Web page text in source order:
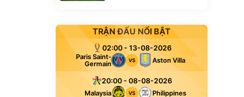
TRẬN ĐẤU NỔI BẬT
02:00 - 13-08-2026
Paris Saint-
Germain
VS Aston Villa
20:00 - 08-08-2026
Malaysia VS Philippines